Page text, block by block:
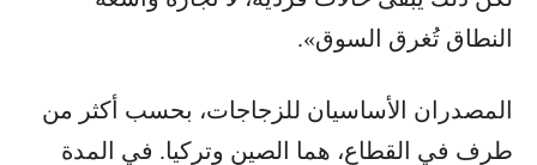
النطاق تُغرق السوق».
المصدران الأساسيان للزجاجات، بحسب أكثر من
طرف في القطاع، هما الصين وتركيا. في المدة